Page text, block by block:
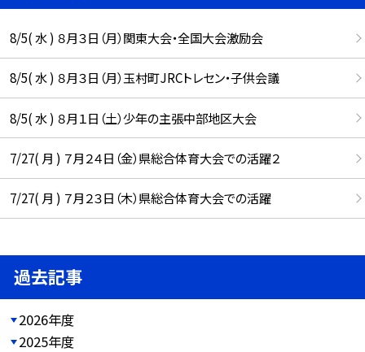
8/5( 水 ) ８月３日（月）関東大会・全国大会激励会
8/5( 水 ) ８月３日（月）玉村町JRCトレセン・子供会議
8/5( 水 ) ８月１日（土）少年の主張中部地区大会
7/27( 月 ) ７月２４日（金）県総合体育大会での活躍２
7/27( 月 ) ７月２３日（木）県総合体育大会での活躍
過去記事
2026年度
2025年度